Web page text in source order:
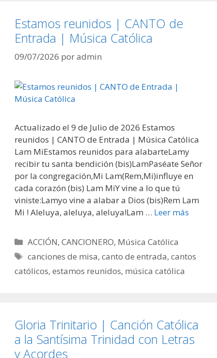
Estamos reunidos | CANTO de
Entrada | Música Católica
09/07/2026 poradmin
Actualizado el 9 de Julio de 2026 Estamos
reunidos | CANTO de Entrada | Música Católica
Lam MiEstamos reunidos para alabarteLamy
recibir tu santa bendición (bis)LamPaséate Señor
por la congregación,Mi Lam(Rem,Mi)influye en
cada corazón (bis) Lam MiY vine a lo que tú
viniste:Lamyo vine a alabar a Dios (bis)Rem Lam
Mi ! Aleluya, aleluya, aleluya!Lam … Leer más
Categorías
ACCIÓN,CANCIONERO, Música Católica
Etiquetas
canciones de misa,canto de entrada,cantos
católicos, estamos reunidos, música católica
Gloria Trinitario | Canción Católica
a la Santísima Trinidad con Letras
y Acordes